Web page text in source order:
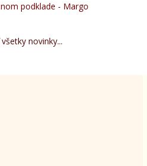
podklade - Margo
novinky...